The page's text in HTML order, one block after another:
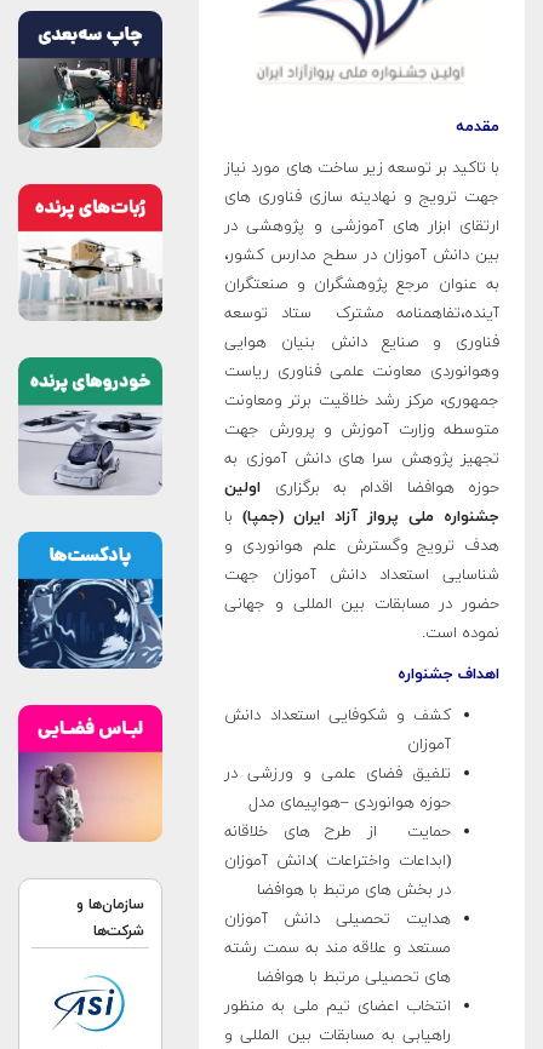
مقدمه
با تاکید بر توسعه زیر ساخت های مورد نیاز
جهت ترویج و نهادینه سازی فناوری های
ارتقای ابزار های آموزشی و پژوهشی در
بین دانش آموزان در سطح مدارس کشور،
به عنوان مرجع پژوهشگران و صنعتگران
آینده،تفاهمنامه مشترک ستاد توسعه
فناوری و صنایع دانش بنیان هوایی
وهوانوردی معاونت علمی فناوری ریاست
جمهوری، مرکز رشد خلاقیت برتر ومعاونت
متوسطه وزارت آموزش و پرورش جهت
تجهیز پژوهش سرا های دانش آموزی به
حوزه هوافضا اقدام به برگزاری اولین
جشنواره ملی پرواز آزاد ایران (جمپا)با
هدف ترویج وگسترش علم هوانوردی و
شناسایی استعداد دانش آموزان جهت
حضور در مسابقات بین المللی و جهانی
نموده است.
اهداف جشنواره
کشف و شکوفایی استعداد دانش
آموزان
تلفیق فضای علمی و ورزشی در
حوزه هوانوردی –هواپیمای مدل
حمایت از طرح های خلاقانه
(ابداعات واختراعات )دانش آموزان
در بخش های مرتبط با هوافضا
هدایت تحصیلی دانش آموزان
مستعد و علاقه مند به سمت رشته
های تحصیلی مرتبط با هوافضا
انتخاب اعضای تیم ملی به منظور
راهیابی به مسابقات بین المللی و
سازمان‌ها و
شرکت‌ها